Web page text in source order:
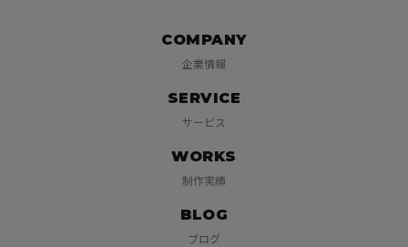
COMPANY
企業情報
SERVICE
サービス
WORKS
制作実績
BLOG
ブログ